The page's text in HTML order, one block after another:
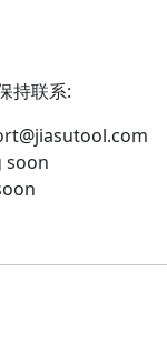
持联系:
soon